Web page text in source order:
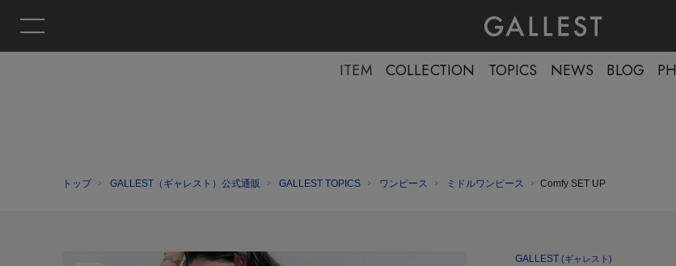
ITEM COLLECTION TOPICS NEWS BLOG
トップ GALLEST（ギャレスト）公式通販 GALLEST TOPICS ワンピース ミドルワンピース Comfy SET UP
GALLEST (ギャレスト)